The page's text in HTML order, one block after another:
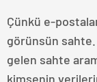
Çünkü e-
görünsün sahte.
gelen sahte
kimsenin